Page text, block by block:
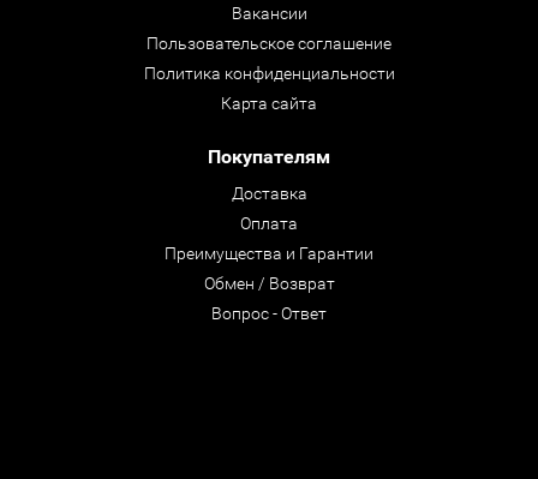
Вакансии
Пользовательское соглашение
Политика конфиденциальности
Карта сайта
Покупателям
Доставка
Оплата
Преимущества и Гарантии
Обмен / Возврат
Вопрос - Ответ